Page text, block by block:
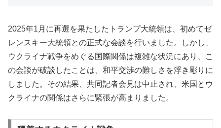
2025年1月に再選を果たしたトランプ大統領は、初めてゼ
レンスキー大統領との正式な会談を行いました。しかし、
ウクライナ戦争をめぐる国際関係は複雑な状況にあり、こ
の会談が破談したことは、和平交渉の難しさを浮き彫りに
しました。その結果、共同記者会見は中止され、米国とウ
クライナの関係はさらに緊張が高まりました。